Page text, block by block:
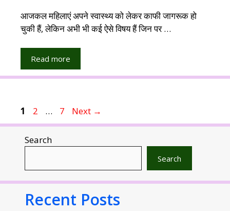
आजकल महिलाएं अपने स्वास्थ्य को लेकर काफी जागरूक हो
चुकी हैं, लेकिन अभी भी कई ऐसे विषय हैं जिन पर …
Read more
Page
1 Page
2 … Page
7 Next →
Search
Search
Recent Posts